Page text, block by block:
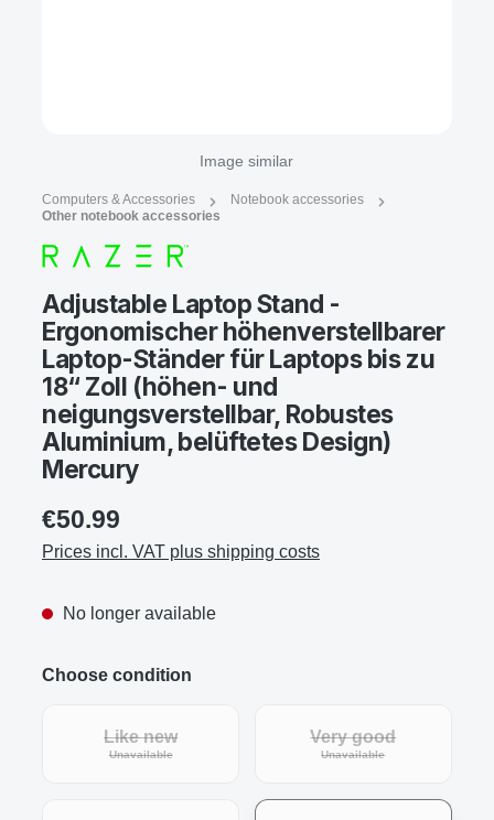
Image similar
Computers & Accessories
Notebook accessories
Other notebook accessories
Adjustable Laptop Stand -
Ergonomischer höhenverstellbarer
Laptop-Ständer für Laptops bis zu
18“ Zoll (höhen- und
neigungsverstellbar, Robustes
Aluminium, belüftetes Design)
Mercury
€50.99
Prices incl. VAT plus shipping costs
No longer available
Choose condition
Like new
Unavailable(This option is currently unavailable.)
Very good
Unavailable(This option is